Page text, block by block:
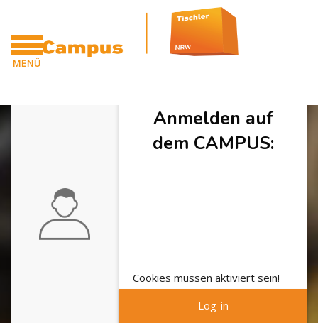
MENÜ
Zum Hauptinhalt
Anmelden auf
dem CAMPUS:
Cookies müssen aktiviert sein!
Log-in